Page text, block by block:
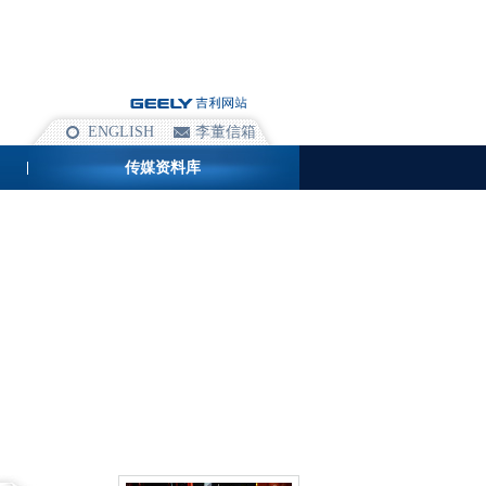
ENGLISH 李董信箱
传媒资料库